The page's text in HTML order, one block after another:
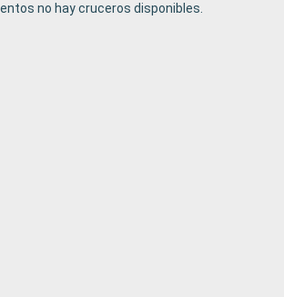
no hay cruceros disponibles.